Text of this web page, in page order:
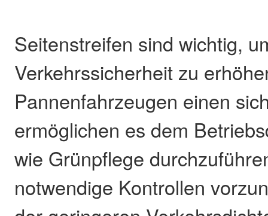
Seitenstreifen sind wichtig,
Verkehrssicherheit zu
Pannenfahrzeugen einen
ermöglichen es dem
wie Grünpflege
notwendige Kontrollen